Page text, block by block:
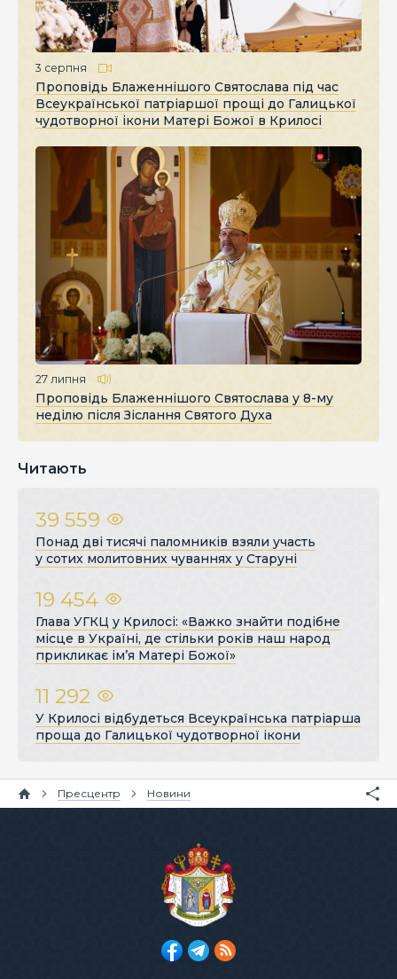
3 серпня
Проповідь Блаженнішого Святослава під час
Всеукраїнської патріаршої прощі до Галицької
чудотворної ікони Матері Божої в Крилосі
27 липня
Проповідь Блаженнішого Святослава у 8-му
неділю після Зіслання Святого Духа
Читають
39 559
Понад дві тисячі паломників взяли участь
у сотих молитовних чуваннях у Старуні
19 454
Глава УГКЦ у Крилосі: «Важко знайти подібне
місце в Україні, де стільки років наш народ
прикликає ім’я Матері Божої»
11 292
У Крилосі відбудеться Всеукраїнська патріарша
проща до Галицької чудотворної ікони
Пресцентр Новини